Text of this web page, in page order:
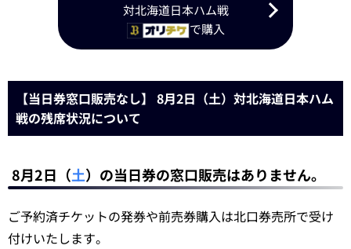
対北海道日本ハム戦
で購入
【当日券窓口販売なし】 8月2日（土）対北海道日本ハム
戦の残席状況について
8月2日（土）の当日券の窓口販売はありません。
ご予約済チケットの発券や前売券購入は北口券売所で受け
付けいたします。